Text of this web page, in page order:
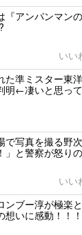
『アンパンマン
いい
た準ミスター東
明←凄いと思っ
で写真を撮る野
」と警察が怒りの
いい
ンブー淳が極楽
想いに感動！！！